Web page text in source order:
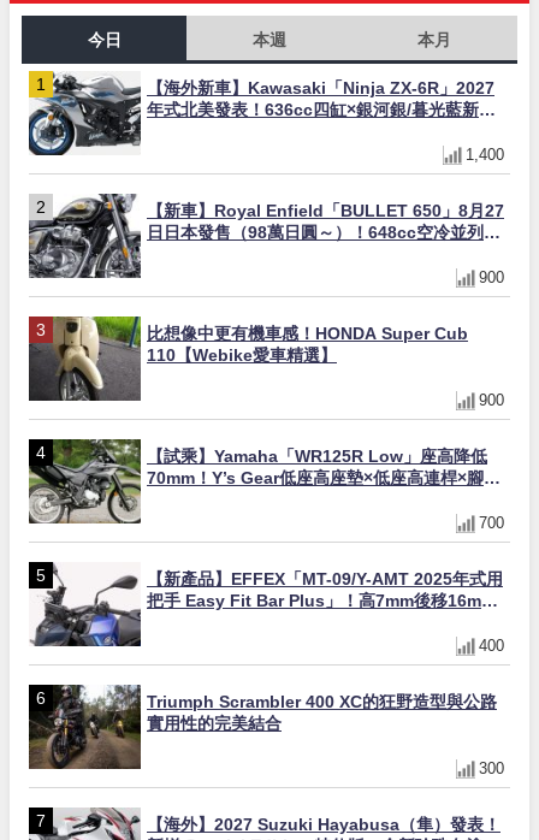
今日 本週 本月
【海外新車】Kawasaki「Ninja ZX-6R」2027
年式北美發表！636cc四缸×銀河銀/暮光藍新色
1,400
【新車】Royal Enfield「BULLET 650」8月27
日日本發售（98萬日圓～）！648cc空冷並列雙
900
比想像中更有機車感！HONDA Super Cub
110【Webike愛車精選】
900
【試乘】Yamaha「WR125R Low」座高降低
70mm！Y’s Gear低座高座墊×低座高連桿×腳踏
700
【新產品】EFFEX「MT-09/Y-AMT 2025年式用
把手 Easy Fit Bar Plus」！高7mm後移16mm
400
Triumph Scrambler 400 XC的狂野造型與公路
實用性的完美結合
300
【海外】2027 Suzuki Hayabusa（隼）發表！